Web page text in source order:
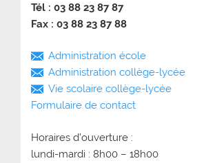
Tél : 03 88 23 87 87
Fax : 03 88 23 87 88
Administration école
Administration collège-lycée
Vie scolaire collège-lycée
Formulaire de contact
Horaires d’ouverture :
lundi-mardi : 8h00 – 18h00